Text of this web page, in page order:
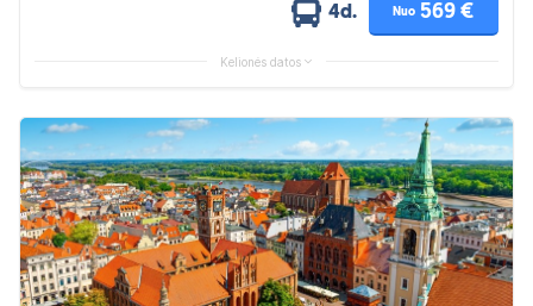
4d. Nuo 569 €
Kelionės datos